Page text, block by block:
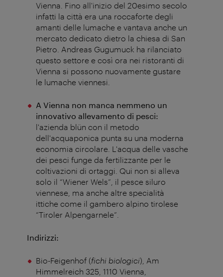
Vienna. Fino all'inizio del 20esimo secolo
infatti la città era una roccaforte degli
amanti delle lumache e vantava anche un
mercato dedicato dietro la chiesa di San
Pietro. Andreas Gugumuck ha rilanciato
questo settore e così ora nei ristoranti di
Vienna si possono nuovamente gustare
le lumache viennesi.
A Vienna non manca nemmeno un
innovativo allevamento di pesci:
l'azienda blün con il metodo
dell'acquaponica punta su una moderna
economia circolare. L'acqua delle vasche
dei pesci funge da fertilizzante per le
coltivazioni di ortaggi. Qui non si alleva
solo il “Wiener Wels”, il pesce siluro
viennese, ma anche altre specialità
ittiche come il gambero alpino tirolese
“Tiroler Alpengarnele”.
Indirizzi:
Bio-Feigenhof (fichi biologici), Am
Himmelreich 325, 1110 Vienna,